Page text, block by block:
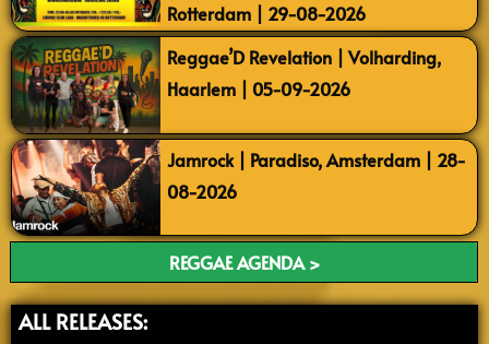
Rotterdam | 29-08-2026
Reggae’D Revelation | Volharding,
Haarlem | 05-09-2026
Jamrock | Paradiso, Amsterdam | 28-
08-2026
REGGAE AGENDA >
ALL RELEASES: